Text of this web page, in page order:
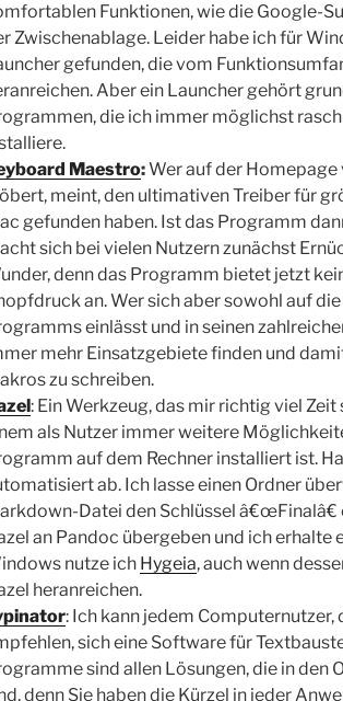
Funktionen, wie die Google-
Zwischenablage. Leider habe ich für
gefunden, die vom
Aber ein Launcher gehört
die ich immer möglichst
Maestro:Wer auf der
meint, den ultimativen Treiber für
gefunden haben. Ist das Programm
sich bei vielen Nutzern zunächst
denn das Programm bietet jetzt
an. Wer sich aber sowohl auf
einlässt und in seinen
mehr Einsatzgebiete finden und
zu schreiben.
: Ein Werkzeug, das mir richtig viel
als Nutzer immer weitere
auf dem Rechner installiert ist.
ab. Ich lasse einen Ordner
Datei den Schlüssel
an Pandoc übergeben und ich erhalte
nutze ich Hygeia, auch wenn
heranreichen.
: Ich kann jedem Computernutzer,
sich eine Software für
sind allen Lösungen, die in den
denn Sie haben die Kürzel in jeder